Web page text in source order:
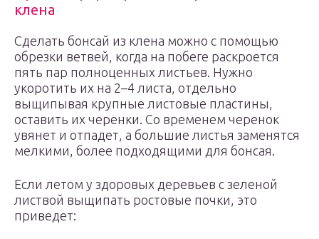
клена
Сделать бонсай из клена можно с помощью
обрезки ветвей, когда на побеге раскроется
пять пар полноценных листьев. Нужно
укоротить их на 2–4 листа, отдельно
выщипывая крупные листовые пластины,
оставить их черенки. Со временем черенок
увянет и отпадет, а большие листья заменятся
мелкими, более подходящими для бонсая.
Если летом у здоровых деревьев с зеленой
листвой выщипать ростовые почки, это
приведет: